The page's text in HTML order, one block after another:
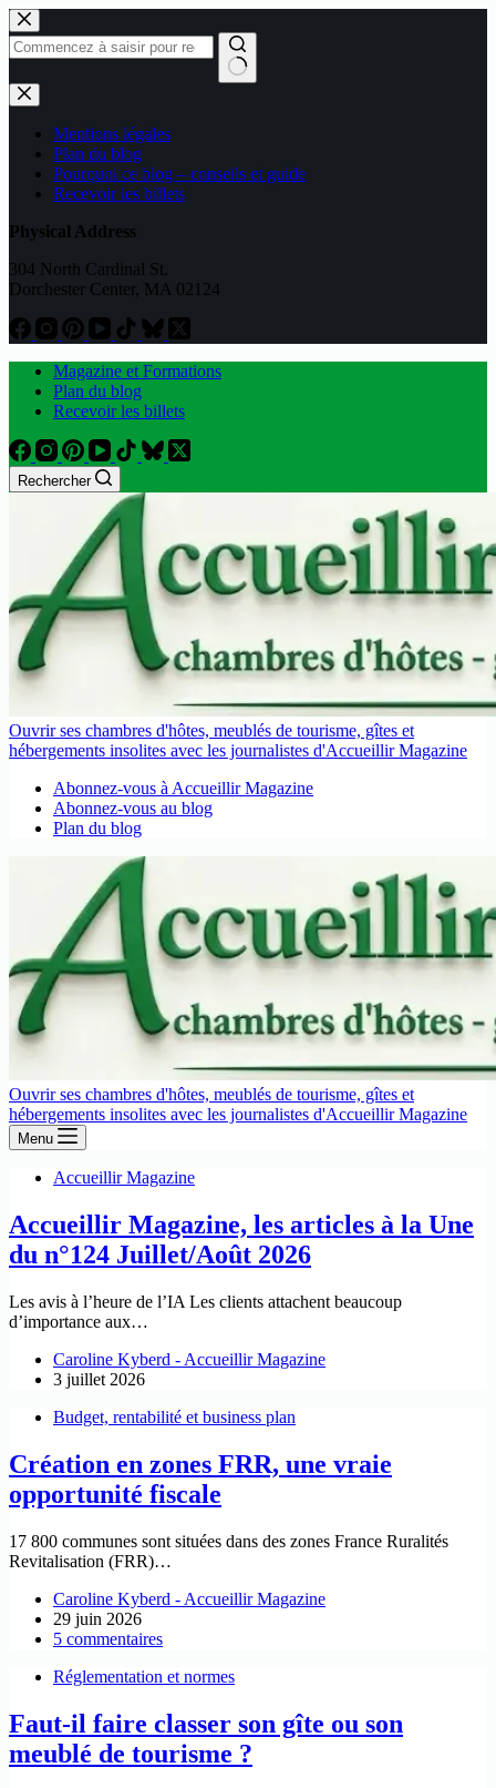
Passer
au
contenu
Aucun
résultat
Mentions légales
Plan du blog
Pourquoi ce blog – conseils et guide
Recevoir les billets
Physical Address
304 North Cardinal St.
Dorchester Center, MA 02124
Magazine et Formations
Plan du blog
Recevoir les billets
Rechercher
Ouvrir ses chambres d'hôtes, meublés de tourisme, gîtes et
hébergements insolites avec les journalistes d'Accueillir Magazine
Abonnez-vous à Accueillir Magazine
Abonnez-vous au blog
Plan du blog
Ouvrir ses chambres d'hôtes, meublés de tourisme, gîtes et
hébergements insolites avec les journalistes d'Accueillir Magazine
Menu
Accueillir Magazine
Accueillir Magazine, les articles à la Une
du n°124 Juillet/Août 2026
Les avis à l’heure de l’IA Les clients attachent beaucoup
d’importance aux…
Caroline Kyberd - Accueillir Magazine
3 juillet 2026
Budget, rentabilité et business plan
Création en zones FRR, une vraie
opportunité fiscale
17 800 communes sont situées dans des zones France Ruralités
Revitalisation (FRR)…
Caroline Kyberd - Accueillir Magazine
29 juin 2026
5 commentaires
Réglementation et normes
Faut-il faire classer son gîte ou son
meublé de tourisme ?